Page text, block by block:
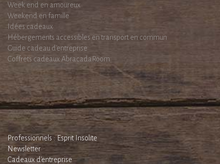
Week end en amoureux
Weekend en famille
Idées cadeaux
Hébergements accessibles en transport en commun
Guide cadeau d'entreprise
Coffrets cadeaux AbracadaRoom
Professionnels : Esprit Insolite
Newsletter
Cadeaux d'entreprise